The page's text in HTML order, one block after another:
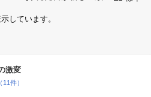
しています。
激変
（11件）